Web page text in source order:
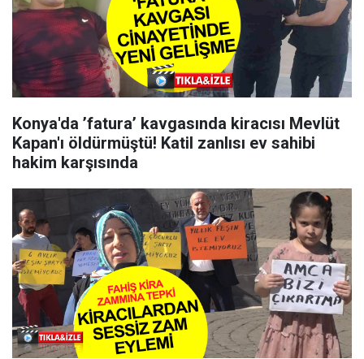
Konya'da ’fatura’ kavgasında kiracısı Mevlüt
Kapan'ı öldürmüştü! Katil zanlısı ev sahibi
hakim karşısında